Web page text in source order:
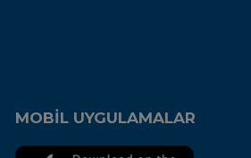
MOBİL UYGULAMALAR